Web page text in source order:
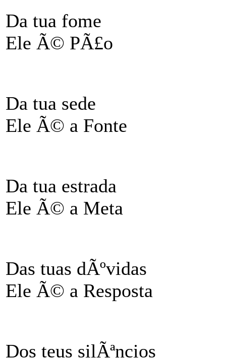
Da tua fome
Ele Ã© PÃ£o
Da tua sede
Ele Ã© a Fonte
Da tua estrada
Ele Ã© a Meta
Das tuas dÃºvidas
Ele Ã© a Resposta
Dos teus silÃªncios